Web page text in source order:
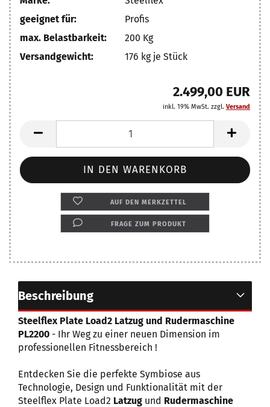
geeignet für:
Profis
max. Belastbarkeit:
200 Kg
Versandgewicht:
176 kg je Stück
2.499,00 EUR
inkl. 19% MwSt. zzgl. Versand
AUF DEN MERKZETTEL
FRAGE ZUM PRODUKT
Beschreibung
Steelflex Plate Load2 Latzug und Rudermaschine
PL2200 - Ihr Weg zu einer neuen Dimension im
professionellen Fitnessbereich !
Entdecken Sie die perfekte Symbiose aus
Technologie, Design und Funktionalität mit der
Steelflex Plate Load2 Latzug und Rudermaschine